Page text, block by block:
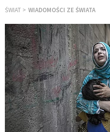
ŚWIAT WIADOMOŚCI ZE ŚWIATA